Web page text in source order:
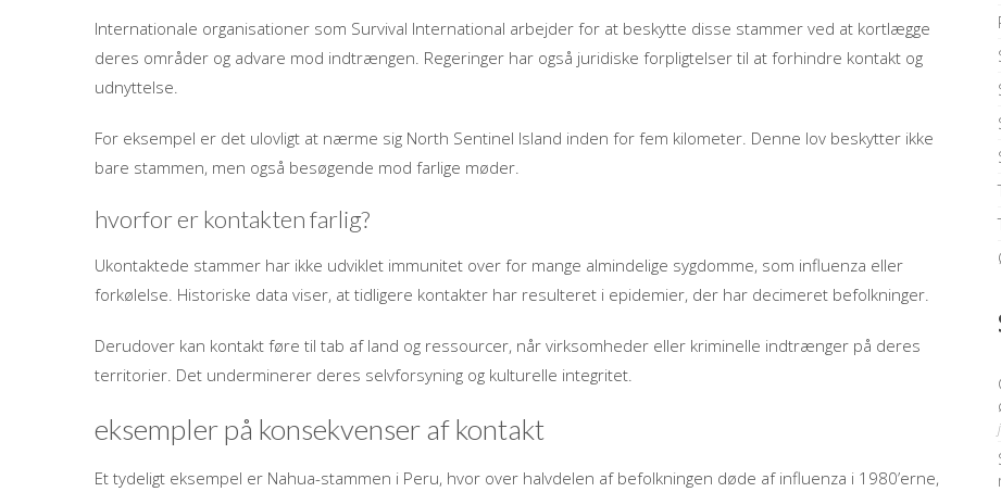
Internationale organisationer som Survival International arbejder for at beskytte disse stammer ved at kortlægge
deres områder og advare mod indtrængen. Regeringer har også juridiske forpligtelser til at forhindre kontakt og
udnyttelse.
For eksempel er det ulovligt at nærme sig North Sentinel Island inden for fem kilometer. Denne lov beskytter ikke
bare stammen, men også besøgende mod farlige møder.
hvorfor er kontakten farlig?
Ukontaktede stammer har ikke udviklet immunitet over for mange almindelige sygdomme, som influenza eller
forkølelse. Historiske data viser, at tidligere kontakter har resulteret i epidemier, der har decimeret befolkninger.
Derudover kan kontakt føre til tab af land og ressourcer, når virksomheder eller kriminelle indtrænger på deres
territorier. Det underminerer deres selvforsyning og kulturelle integritet.
eksempler på konsekvenser af kontakt
Et tydeligt eksempel er Nahua-stammen i Peru, hvor over halvdelen af befolkningen døde af influenza i 1980’erne,